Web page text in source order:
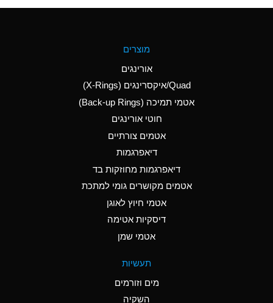
Aluminum Nitrate
(Aqueous)
Aluminum Phosphate
Ammonia Anhydrous
D
Ammonia Gas (cold)
D
Ammonia Gas (hot)
מוצרים
אורינגים
Quad/איקסרינגים (X-Rings)
אטמי תמיכה (Back-up Rings)
חוטי אורינגים
אטמים צורתיים
דיאפרגמות
דיאפרגמות מחוזקות בד
אטמים מקושרים גומי למתכת
אטמי חיוץ לאוגן
דיסקיות אטימה
אטמי שמן
תעשיות
מים וזורמים
השקיה